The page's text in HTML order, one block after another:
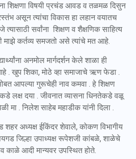
शिक्षणा विषयी प्रचंड आवड व तळमळ दिसुन
असून त्यांचा विकास हा लहान वयातच
त्यासाठी सर्वांना शिक्षण व शैक्षणिक साहित्य
कर्तव्य समजतो असे त्यांचे मत आहे.
अनमोल मार्गदर्शन केले शाळा ही
. खुप शिका, मोठे व्हा समाजाचे ऋण फेडा .
आपल्या गुरूचेही नाव कमवा . हे शिक्षण
लक्ष दया . जीवनात व्यासना धिनतेकडे वळू
मा . निलेश साहेब महाडीक यांनी दिला .
अध्यक्ष ईकिंदर शेवाले, कोकण विभागीय
जिल्हा उपाध्यक्ष रूपेशजी कांबळे, शाळेचे
काळे आदी मान्यवर उपस्थित होते.